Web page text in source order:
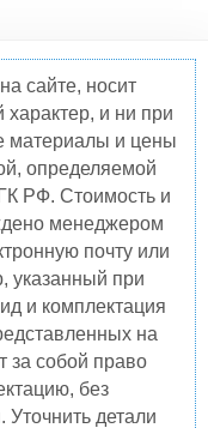
сайте, носит
характер, и ни при
материалы и цены
определяемой
РФ. Стоимость и
менеджером
почту или
указанный при
и комплектация
на
за собой право
без
Уточнить детали